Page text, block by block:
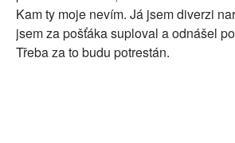
Kam ty moje nevím. Já jsem diverzi
jsem za pošťáka suploval a odnášel
Třeba za to budu potrestán.